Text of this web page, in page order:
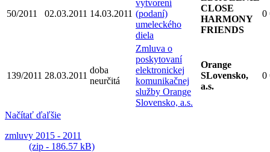
50/2011 02.03.2011 14.03.2011
vytvorení
(podaní)
umeleckého
diela
CLOSE
HARMONY
FRIENDS
0
139/2011 28.03.2011
doba
neurčitá
Zmluva o
poskytovaní
elektronickej
komunikačnej
služby Orange
Slovensko, a.s.
Orange
SLovensko,
a.s.
0
Načítať ďaľšie
zmluvy 2015 - 2011
(zip - 186.57 kB)